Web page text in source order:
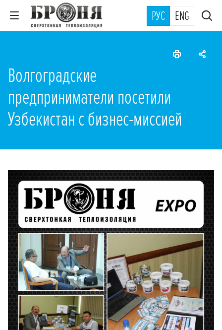
РУС ENG
Волгоградские
предприниматели посетили
Узбекистан с бизнес-миссией